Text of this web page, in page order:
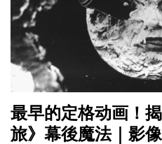
最早的定格动画！
旅》幕後魔法｜影